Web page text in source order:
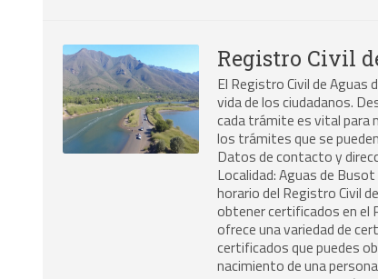
Registro Civil
El Registro Civil de Aguas
vida de los ciudadanos.
cada trámite es vital para
los trámites que se
Datos de contacto y
Localidad: Aguas de
horario del Registro Civil
obtener certificados en el
ofrece una variedad de
certificados que puedes
nacimiento de una